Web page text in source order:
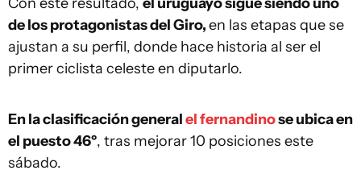
de los protagonistas del Giro,en las etapas que se
ajustan a su perfil, donde hace historia al ser el
primer ciclista celeste en diputarlo.
En la clasificación generalel fernandinose ubica en
el puesto 46º, tras mejorar 10 posiciones este
sábado.